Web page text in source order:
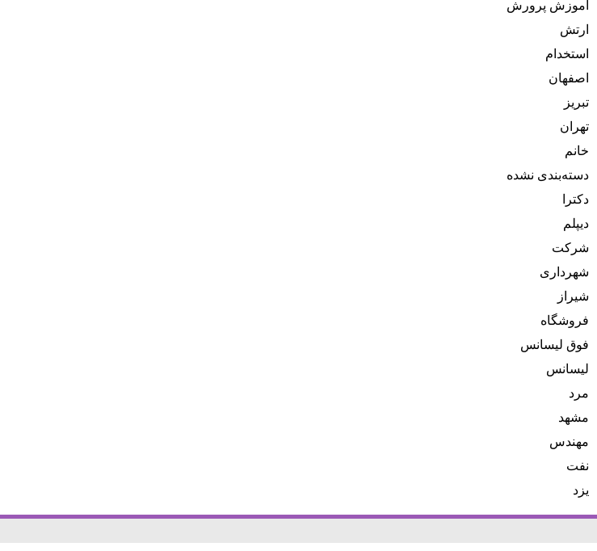
آموزش پرورش
ارتش
استخدام
اصفهان
تبریز
تهران
خانم
دسته‌بندی نشده
دکترا
دیپلم
شرکت
شهرداری
شیراز
فروشگاه
فوق لیسانس
لیسانس
مرد
مشهد
مهندس
نفت
یزد